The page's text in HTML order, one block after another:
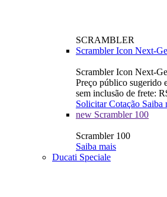
SCRAMBLER
Scrambler Icon Next-
Scrambler Icon Next-
Preço público sugerido
sem inclusão de frete:
Solicitar Cotação Saiba
new Scrambler 100
Scrambler 100
Saiba mais
Ducati Speciale